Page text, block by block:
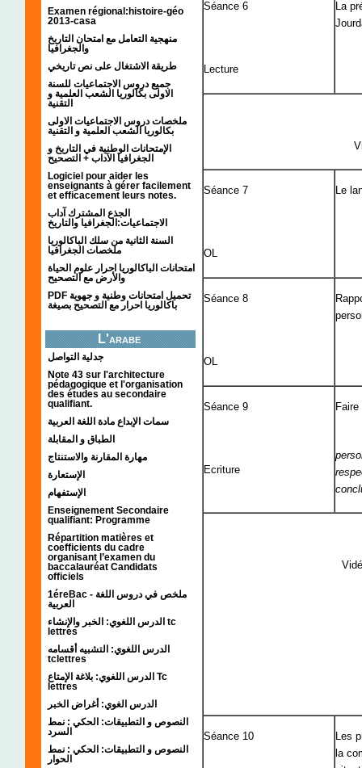
Examen régional:histoire-géo
2013-casa
منهجية التعامل مع امتحان التاريخ
والجغرافيا
طريقة الاشتغال على نص تاريخي
جميع دروس الاجتماعيات للسنة
الاولى بكالوريا الشعب العلمية و
التقنية
ملخصات دروس الاجتماعيات الاولى
بكالوريا الشعب العلمية و التقنية
الإمتحانات الوطنية في التاريخ و
الجغرافيا الآداب + التصحيح
Logiciel pour aider les
enseignants à gérer facilement
et efficacement leurs notes.
الجذع المشترك آداب
الاجتماعيات:الجغرافيا والتاريخ
السنة الثانية من سلك الباكالوريا
ملخصات الجغرافيا
امتحانات الباكالوريا احرار علوم الحياة
والأرض مع التصحيح
PDF تحميل امتحانات وطنية و جهوية
باكالوريا احرار مع التصحيح بصيغة
L'arabe
جدلية التواصل
Note 43 sur l'architecture
pédagogique et l'organisation
des études au secondaire
qualifiant.
سمات الإبداع مادة اللغة العربية
الطباق و المقابلة
مهارة المقارنة والاستنتاج
الإستعارة
الإستفهام
Enseignement Secondaire
qualifiant: Programme
Répartition matières et
coefficients du cadre
organisant l’examen du
baccalauréat Candidats
officiels
1éreBac - ملخص في دروس اللغة
العربية
الدرس اللغوي: الخبر والإنشاء tc
lettres
الدرس اللغوي: التشبيه أقسامه
tclettres
الدرس اللغوي: بلاغة الإمتاع Tc
lettres
الدرس الغوي: أغراض الخبر
النصوص و التطبيقات: الحكي : نمط
السرد
النصوص و التطبيقات: الحكي : نمط
الحوار
Séance 6
Lecture
La
Séance 7
OL
Le
Séance 8
OL
Séance 9
Ecriture
Faire
Séance 10
Les
la